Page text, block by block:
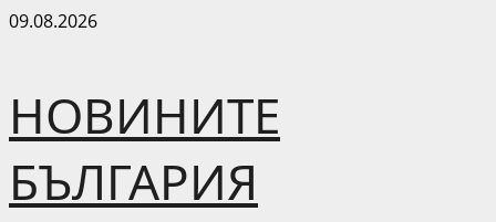
Skip
09.08.2026
НОВИНИТЕ
БЪЛГАРИЯ